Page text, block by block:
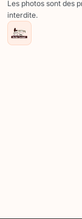
Les photos sont des
interdite.